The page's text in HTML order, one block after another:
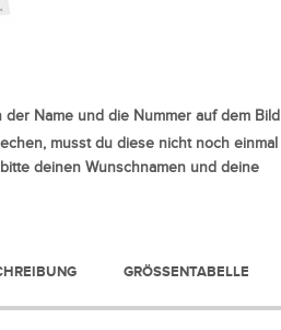
der Name und die Nummer auf dem Bild
musst du diese nicht noch einmal
deinen Wunschnamen und deine
GRÖSSENTABELLE